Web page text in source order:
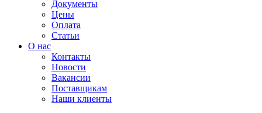
Документы
Цены
Оплата
Статьи
О нас
Контакты
Новости
Вакансии
Поставщикам
Наши клиенты